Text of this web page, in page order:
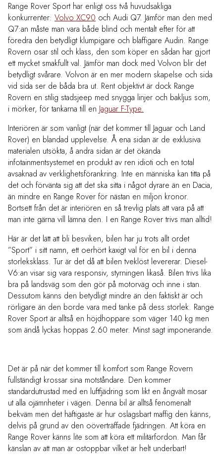
Range Rover Sport har enligt oss två huvudsakliga
konkurrenter: Volvo XC90 och Audi Q7. Jämför man den med
Q7:an måste man vara både blind och mentalt efter för att
föredra den betydligt klumpigare och blaffigare Audin. Range
Rovern osar stil och klass, den som köper en sådan har gjort
ett mycket smakfullt val. Jämför man dock med Volvon blir det
betydligt svårare. Volvon är en mer modern skapelse och sida
vid sida ser de båda bra ut. Rent objektivt är dock Range
Rovern en stilig stadsjeep med snygga linjer och bakljus som,
i mörker, för tankarna till en Jaguar F-Type.
Interiören är som vanligt (när det kommer till Jaguar och Land
Rover) en blandad upplevelse. Å ena sidan är de exklusiva
materialen utsökta, å andra sidan är det ökända
infotainmentsystemet en produkt av ren idioti och en total
avsaknad av verklighetsförankring. Inte en människa kan titta på
det och förvänta sig att det ska sitta i något dyrare än en Dacia,
än mindre en Range Rover för nästan en miljon kronor.
Bortsett från det är interiören en så trevlig plats att vara på att
man inte gärna vill lämna den. I en Range Rover trivs man alltid!
Här är det lätt att bli besviken, bilen har ju trots allt ordet
”Sport” i sitt namn, ett oerhört kaxigt val för en bil i denna
storleksklass. Tur är det då att bilen tveklöst levererar. Diesel-
V6:an visar sig vara responsiv, styrningen likaså. Bilen trivs lika
bra på landsväg som den gör på motorväg och inne i stan.
Dessutom känns den betydligt mindre än den faktiskt är och
rörligare än den borde vara med tanke på dess storlek. Range
Rover Sport är alltså en höjdhoppare som väger 140 kg men
som ändå lyckas hoppas 2.60 meter. Minst sagt imponerande.
Det är på när det kommer till komfort som Range Rovern
fullständigt krossar sina motståndare. Den kommer
standardutrustad med en luftfjädring som likt en ångvält mosar
ut alla ojämnheter i vägen. Denna bil är alltså fenomenalt
bekväm men det häftigaste är hur oslagsbart maffig den känns,
delvis på grund av den oöverträffade fjädringen. Att köra en
Range Rover känns lite som att köra ett militärfordon. Man får
känslan av att man är ostoppbar vilket är helt underbart!